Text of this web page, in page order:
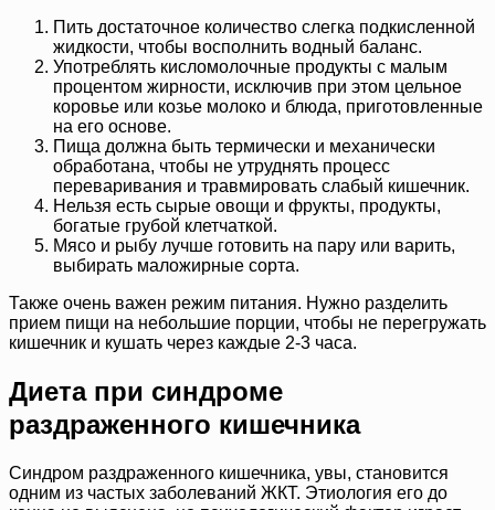
Пить достаточное количество слегка подкисленной
жидкости, чтобы восполнить водный баланс.
Употреблять кисломолочные продукты с малым
процентом жирности, исключив при этом цельное
коровье или козье молоко и блюда, приготовленные
на его основе.
Пища должна быть термически и механически
обработана, чтобы не утруднять процесс
переваривания и травмировать слабый кишечник.
Нельзя есть сырые овощи и фрукты, продукты,
богатые грубой клетчаткой.
Мясо и рыбу лучше готовить на пару или варить,
выбирать маложирные сорта.
Также очень важен режим питания. Нужно разделить
прием пищи на небольшие порции, чтобы не перегружать
кишечник и кушать через каждые 2-3 часа.
Диета при синдроме
раздраженного кишечника
Синдром раздраженного кишечника, увы, становится
одним из частых заболеваний ЖКТ. Этиология его до